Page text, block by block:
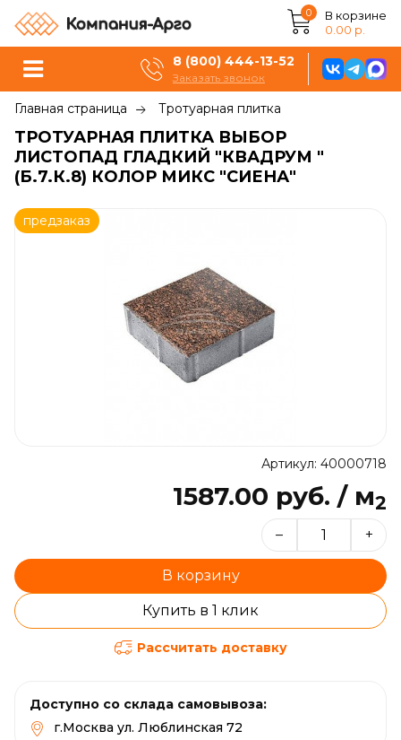
0
В корзине
0.00 р.
8 (800) 444-13-52
Заказать звонок
Главная страница Тротуарная плитка
ТРОТУАРНАЯ ПЛИТКА ВЫБОР
ЛИСТОПАД ГЛАДКИЙ "КВАДРУМ "
(Б.7.К.8) КОЛОР МИКС "СИЕНА"
предзаказ
Артикул: 40000718
1587.00 руб. / м2
– +
В корзину
Купить в 1 клик
Рассчитать доставку
Доступно со склада самовывоза:
г.Москва ул. Люблинская 72